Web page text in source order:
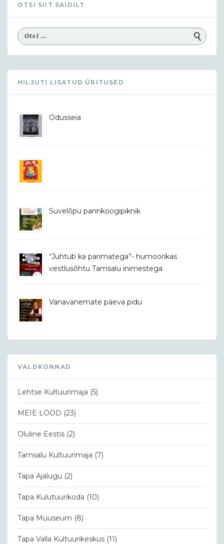
OTSI SIIT SAIDILT
HILJUTI LISATUD ÜRITUSED
Odüsseia
Suvelõpu pannkoogipiknik
“Juhtub ka parimatega”- humoorikas
vestlusõhtu Tamsalu inimestega
Vanavanemate päeva pidu
VALDKONNAD
Lehtse Kultuurimaja (5)
MEIE LOOD (23)
Oluline Eestis (2)
Tamsalu Kultuurimaja (7)
Tapa Ajalugu (2)
Tapa Kulutuurikoda (10)
Tapa Muuseum (8)
Tapa Valla Kultuurikeskus (11)